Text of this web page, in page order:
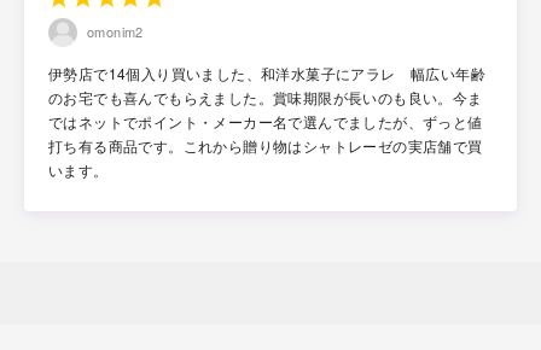
omonim2
伊勢店で14個入り買いました、和洋水菓子にアラレ 幅広い年齢
のお宅でも喜んでもらえました。賞味期限が長いのも良い。今ま
ではネットでポイント・メーカー名で選んでましたが、ずっと値
打ち有る商品です。これから贈り物はシャトレーゼの実店舗で買
います。